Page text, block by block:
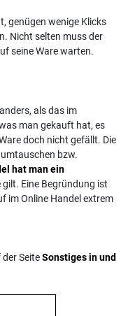
genügen wenige Klicks
Nicht selten muss der
seine Ware warten.
als das im
man gekauft hat, es
doch nicht gefällt. Die
bzw.
hat man ein
gilt. Eine Begründung ist
im Online Handel extrem
SeiteSonstiges in und